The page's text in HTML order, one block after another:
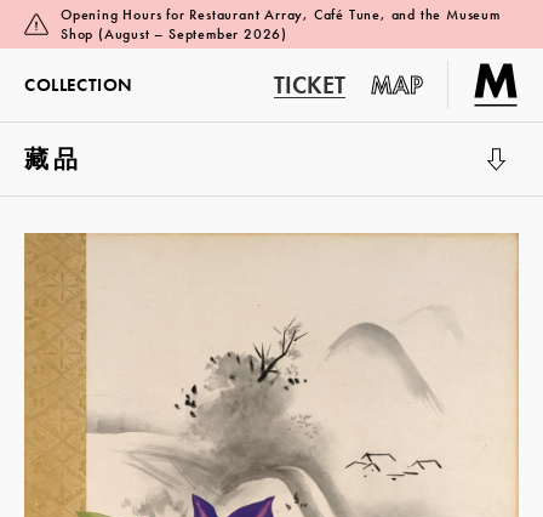
Opening Hours for Restaurant Array, Café Tune, and the Museum
Shop (August – September 2026)
COLLECTION TICKET MAP
藏品